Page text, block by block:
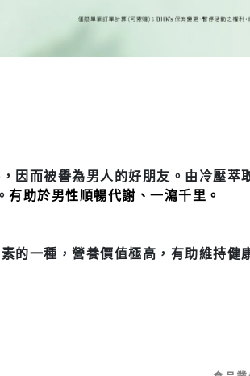
因而被譽為男人的好朋友。由冷壓萃
有助於男性順暢代謝、一瀉千里。
的一種，營養價值極高，有助維持健